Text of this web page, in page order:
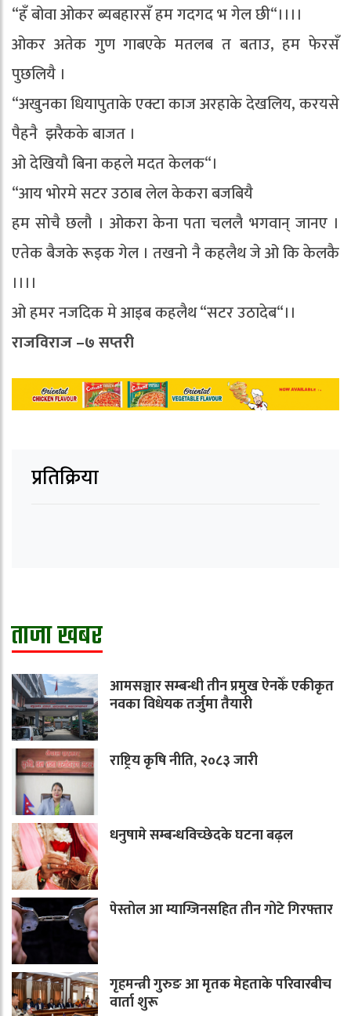
“हँ बोवा ओकर ब्यबहारसँ हम गदगद भ गेल छी“।।।।
ओकर अतेक गुण गाबएके मतलब त बताउ, हम फेरसँ
पुछलियै ।
“अखुनका धियापुताके एक्टा काज अरहाके देखलिय, करयसे
पैहनै झरैकके बाजत ।
ओ देखियौ बिना कहले मदत केलक“।
“आय भोरमे सटर उठाब लेल केकरा बजबियै
हम सोचै छलौ । ओकरा केना पता चललै भगवान् जानए ।
एतेक बैजके रूइक गेल । तखनो नै कहलैथ जे ओ कि केलकै
।।।।
ओ हमर नजदिक मे आइब कहलैथ “सटर उठादेब“।।
राजविराज –७ सप्तरी
प्रतिक्रिया
ताजा खबर
आमसञ्चार सम्बन्धी तीन प्रमुख ऐनकेँ एकीकृत
नवका विधेयक तर्जुमा तैयारी
राष्ट्रिय कृषि नीति, २०८३ जारी
धनुषामे सम्बन्धविच्छेदके घटना बढ़ल
पेस्तोल आ म्याग्जिनसहित तीन गोटे गिरफ्तार
गृहमन्त्री गुरुङ आ मृतक मेहताके परिवारबीच
वार्ता शुरू